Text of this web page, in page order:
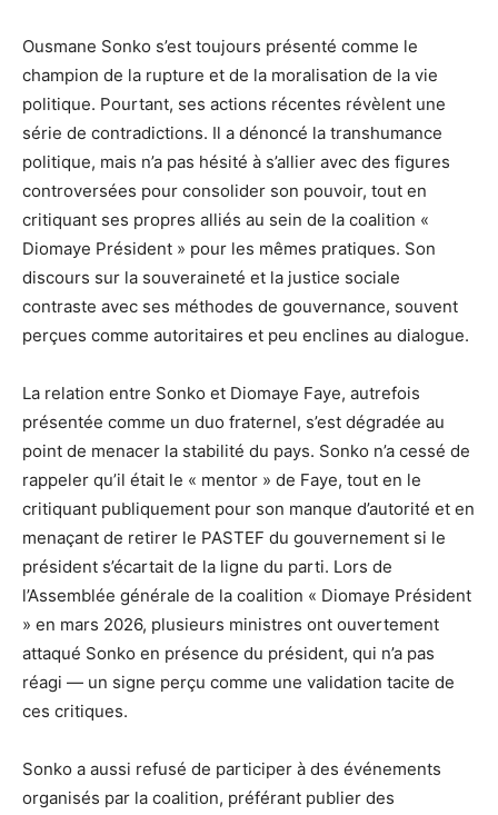
Ousmane Sonko s’est toujours présenté comme le
champion de la rupture et de la moralisation de la vie
politique. Pourtant, ses actions récentes révèlent une
série de contradictions. Il a dénoncé la transhumance
politique, mais n’a pas hésité à s’allier avec des figures
controversées pour consolider son pouvoir, tout en
critiquant ses propres alliés au sein de la coalition «
Diomaye Président » pour les mêmes pratiques. Son
discours sur la souveraineté et la justice sociale
contraste avec ses méthodes de gouvernance, souvent
perçues comme autoritaires et peu enclines au dialogue.
La relation entre Sonko et Diomaye Faye, autrefois
présentée comme un duo fraternel, s’est dégradée au
point de menacer la stabilité du pays. Sonko n’a cessé de
rappeler qu’il était le « mentor » de Faye, tout en le
critiquant publiquement pour son manque d’autorité et en
menaçant de retirer le PASTEF du gouvernement si le
président s’écartait de la ligne du parti. Lors de
l’Assemblée générale de la coalition « Diomaye Président
» en mars 2026, plusieurs ministres ont ouvertement
attaqué Sonko en présence du président, qui n’a pas
réagi — un signe perçu comme une validation tacite de
ces critiques.
Sonko a aussi refusé de participer à des événements
organisés par la coalition, préférant publier des